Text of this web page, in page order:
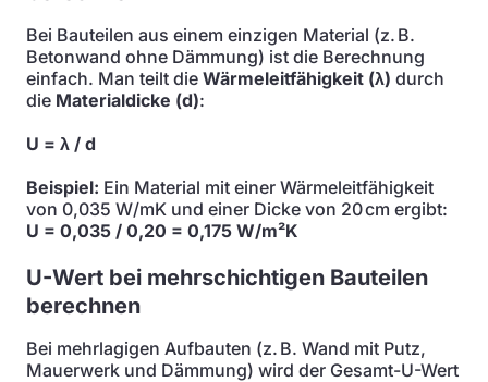
Bei Bauteilen aus einem einzigen Material (z. B.
Betonwand ohne Dämmung) ist die Berechnung
einfach. Man teilt die Wärmeleitfähigkeit (λ) durch
die Materialdicke (d):
U = λ / d
Beispiel: Ein Material mit einer Wärmeleitfähigkeit
von 0,035 W/mK und einer Dicke von 20 cm ergibt:
U = 0,035 / 0,20 = 0,175 W/m²K
U-Wert bei mehrschichtigen Bauteilen
berechnen
Bei mehrlagigen Aufbauten (z. B. Wand mit Putz,
Mauerwerk und Dämmung) wird der Gesamt-U-Wert